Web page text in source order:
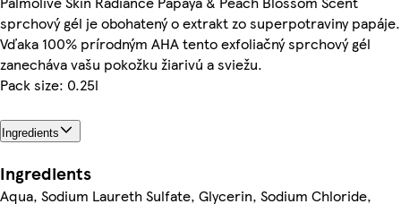
sprchový gél je obohatený o extrakt zo superpotraviny papáje.
Vďaka 100% prírodným AHA tento exfoliačný sprchový gél
zanecháva vašu pokožku žiarivú a sviežu.
Pack size: 0.25l
Ingredients
Ingredients
Aqua, Sodium Laureth Sulfate, Glycerin, Sodium Chloride,